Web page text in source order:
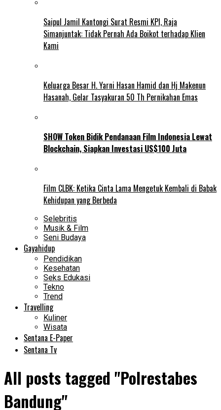
Saipul Jamil Kantongi Surat Resmi KPI, Raja
Simanjuntak: Tidak Pernah Ada Boikot terhadap Klien
Kami
Keluarga Besar H. Yarni Hasan Hamid dan Hj Makenun
Hasanah, Gelar Tasyakuran 50 Th Pernikahan Emas
SHOW Token Bidik Pendanaan Film Indonesia Lewat
Blockchain, Siapkan Investasi US$100 Juta
Film CLBK: Ketika Cinta Lama Mengetuk Kembali di Babak
Kehidupan yang Berbeda
Selebritis
Musik & Film
Seni Budaya
Gayahidup
Pendidikan
Kesehatan
Seks Edukasi
Tekno
Trend
Travelling
Kuliner
Wisata
Sentana E-Paper
Sentana Tv
All posts tagged "Polrestabes
Bandung"